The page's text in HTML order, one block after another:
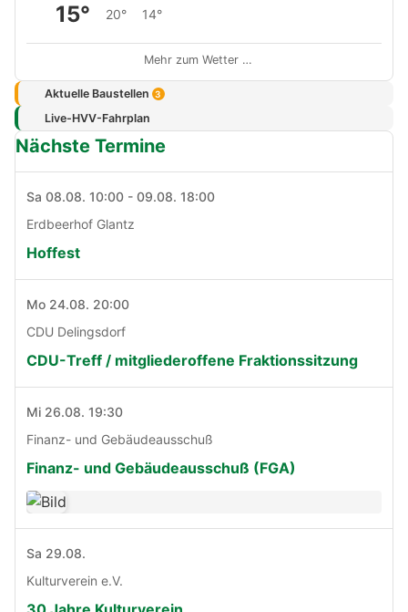
15° 20° 14°
Mehr zum Wetter …
Aktuelle Baustellen 3
Live-HVV-Fahrplan
Nächste Termine
Sa 08.08. 10:00 - 09.08. 18:00
Erdbeerhof Glantz
Hoffest
Mo 24.08. 20:00
CDU Delingsdorf
CDU-Treff / mitgliederoffene Fraktionssitzung
Mi 26.08. 19:30
Finanz- und Gebäudeausschuß
Finanz- und Gebäudeausschuß (FGA)
Sa 29.08.
Kulturverein e.V.